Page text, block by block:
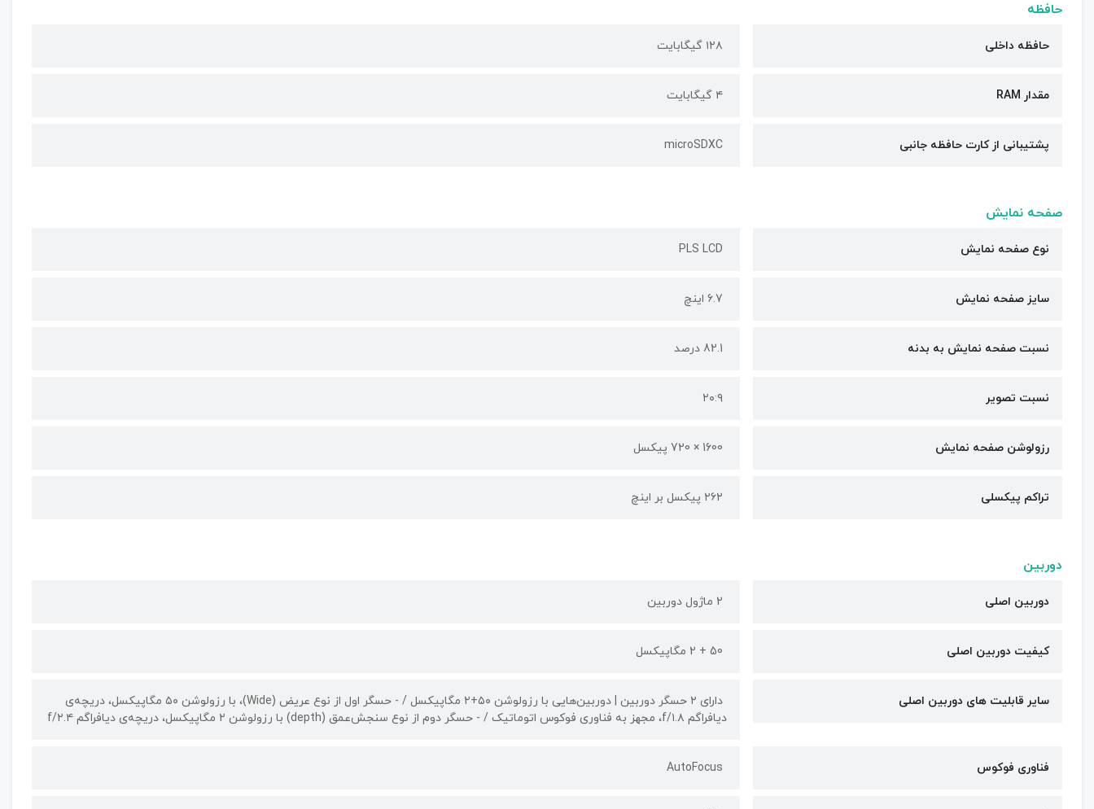
حافظه
حافظه داخلی ۱۲۸ گیگابایت
مقدار RAM ۴ گیگابایت
پشتیبانی از کارت حافظه جانبی microSDXC
صفحه نمایش
نوع صفحه نمایش PLS LCD
سایز صفحه نمایش 6.7 اینچ
نسبت صفحه نمایش به بدنه 82.1 درصد
نسبت تصویر ۲۰:۹
رزولوشن صفحه نمایش 1600 × 720 پیکسل
تراکم پیکسلی ۲۶۲ پیکسل بر اینچ
دوربین
دوربین اصلی 2 ماژول دوربین
کیفیت دوربین‌ اصلی 50 + 2 مگاپیکسل
سایر قابلیت های دوربین اصلی
دارای ۲ حسگر دوربین | دوربین‌هایی با رزولوشن ۵۰+۲ مگاپیکسل / - حسگر اول از نوع عریض (Wide)، با رزولوشن ۵۰ مگاپیکسل، دریچه‌ی
دیافراگم f/۱.۸، مجهز به فناوری فوکوس اتوماتیک / - حسگر دوم از نوع سنجش‌عمق (depth) با رزولوشن ۲ مگاپیکسل، دریچه‌ی دیافراگم f/۲.۴
فناوری فوکوس AutoFocus